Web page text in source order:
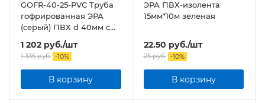
GOFR-40-25-PVС Труба
гофрированная ЭРА
(серый) ПВХ d 40мм с
зонд. легкая 25м бухта
1 202 руб./шт
1 335руб. -10%
В корзину
ЭРА ПВХ-изолента
15мм*10м зеленая
22.50 руб./шт
25руб. -10%
В корзину